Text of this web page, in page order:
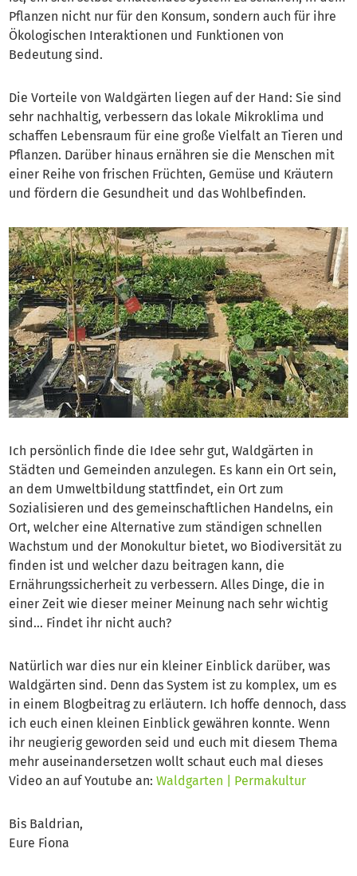
Pflanzen nicht nur für den Konsum, sondern auch für ihre
Ökologischen Interaktionen und Funktionen von
Bedeutung sind.
Die Vorteile von Waldgärten liegen auf der Hand: Sie sind
sehr nachhaltig, verbessern das lokale Mikroklima und
schaffen Lebensraum für eine große Vielfalt an Tieren und
Pflanzen. Darüber hinaus ernähren sie die Menschen mit
einer Reihe von frischen Früchten, Gemüse und Kräutern
und fördern die Gesundheit und das Wohlbefinden.
Ich persönlich finde die Idee sehr gut, Waldgärten in
Städten und Gemeinden anzulegen. Es kann ein Ort sein,
an dem Umweltbildung stattfindet, ein Ort zum
Sozialisieren und des gemeinschaftlichen Handelns, ein
Ort, welcher eine Alternative zum ständigen schnellen
Wachstum und der Monokultur bietet, wo Biodiversität zu
finden ist und welcher dazu beitragen kann, die
Ernährungssicherheit zu verbessern. Alles Dinge, die in
einer Zeit wie dieser meiner Meinung nach sehr wichtig
sind… Findet ihr nicht auch?
Natürlich war dies nur ein kleiner Einblick darüber, was
Waldgärten sind. Denn das System ist zu komplex, um es
in einem Blogbeitrag zu erläutern. Ich hoffe dennoch, dass
ich euch einen kleinen Einblick gewähren konnte. Wenn
ihr neugierig geworden seid und euch mit diesem Thema
mehr auseinandersetzen wollt schaut euch mal dieses
Video an auf Youtube an: Waldgarten | Permakultur
Bis Baldrian,
Eure Fiona